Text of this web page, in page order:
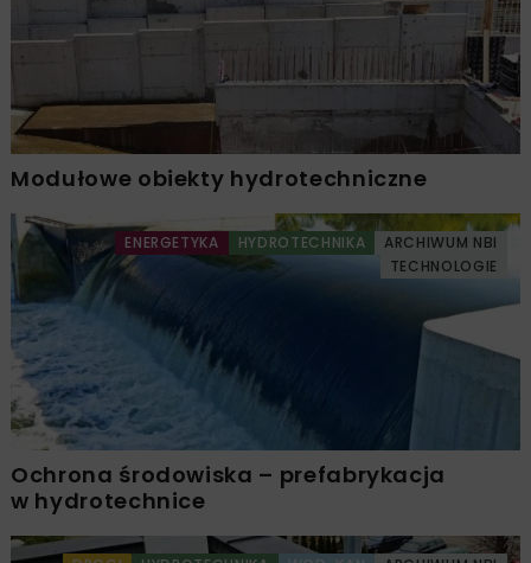
Modułowe obiekty hydrotechniczne
ENERGETYKA HYDROTECHNIKA
ARCHIWUM NBI
TECHNOLOGIE
Ochrona środowiska – prefabrykacja
w hydrotechnice